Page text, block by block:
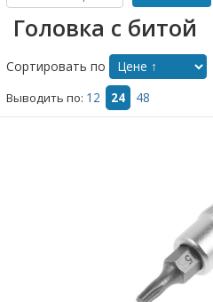
Головка с битой
Сортировать по
Выводить по: 12 24 48